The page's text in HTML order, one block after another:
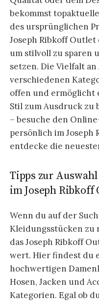
bekommst
des ursprünglichen
Joseph Ribkoff
um stilvoll zu sparen
setzen. Die Vielfalt
verschiedenen
offen und ermöglicht
Stil zum Ausdruck zu
– besuche den
persönlich im
entdecke die
Tipps zur
im Joseph Ribkoff
Wenn du auf der
Kleidungsstücken zu
das Joseph Ribkoff
wert. Hier findest du
hochwertigen
Hosen, Jacken und
Kategorien. Egal ob